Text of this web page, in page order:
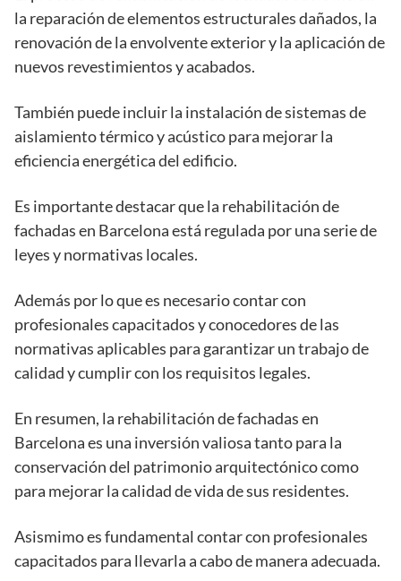
la reparación de elementos estructurales dañados, la
renovación de la envolvente exterior y la aplicación de
nuevos revestimientos y acabados.
También puede incluir la instalación de sistemas de
aislamiento térmico y acústico para mejorar la
eficiencia energética del edificio.
Es importante destacar que la rehabilitación de
fachadas en Barcelona está regulada por una serie de
leyes y normativas locales.
Además por lo que es necesario contar con
profesionales capacitados y conocedores de las
normativas aplicables para garantizar un trabajo de
calidad y cumplir con los requisitos legales.
En resumen, la rehabilitación de fachadas en
Barcelona es una inversión valiosa tanto para la
conservación del patrimonio arquitectónico como
para mejorar la calidad de vida de sus residentes.
Asismimo es fundamental contar con profesionales
capacitados para llevarla a cabo de manera adecuada.